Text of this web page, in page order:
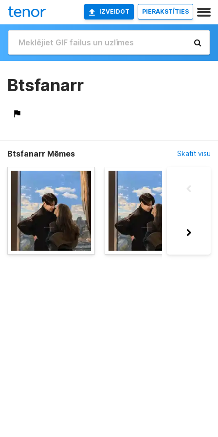
IZVEIDOT PIERAKSTĪTIES
Btsfanarr
Btsfanarr Mēmes Skatīt visu